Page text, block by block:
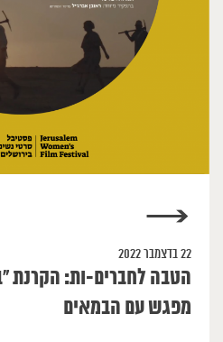
→
22 בדצמבר 2022
הטבה לחברים-ות: הקרנת
מפגש עם הבמאים